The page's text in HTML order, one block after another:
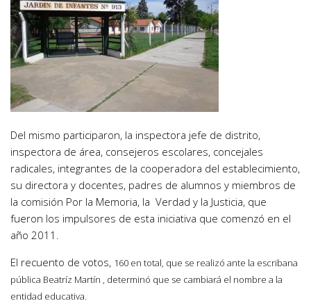
Del mismo participaron, la inspectora jefe de distrito,
inspectora de área, consejeros escolares, concejales
radicales, integrantes de la cooperadora del establecimiento,
su directora y docentes, padres de alumnos y miembros de
la comisión Por la Memoria, la Verdad y la Justicia, que
fueron los impulsores de esta iniciativa que comenzó en el
año 2011.
El recuento de votos, 160 en total, que se realizó ante la escribana
pública Beatríz Martín , determinó que se cambiará el nombre a la
entidad educativa.